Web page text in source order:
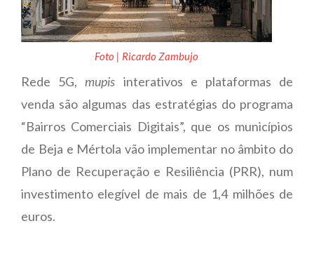
Foto | Ricardo Zambujo
Rede 5G,mupis interativos e plataformas de
venda são algumas das estratégias do programa
“Bairros Comerciais Digitais”, que os municípios
de Beja e Mértola vão implementar no âmbito do
Plano de Recuperação e Resiliência (PRR), num
investimento elegível de mais de 1,4 milhões de
euros.